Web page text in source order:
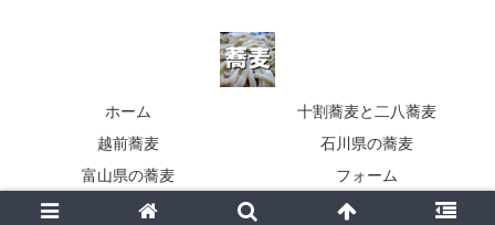
ホーム
十割蕎麦と二八蕎麦
越前蕎麦
石川県の蕎麦
富山県の蕎麦
フォーム
© 2011 蕎麦の食べ歩き北陸.